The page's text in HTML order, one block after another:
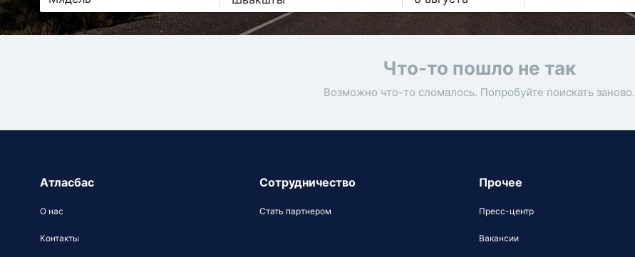
Что-то пошло не так
Возможно что-то сломалось. Попробуйте поискать заново.
Атласбас
О нас
Контакты
Сотрудничество
Стать партнером
Прочее
Пресс-центр
Вакансии